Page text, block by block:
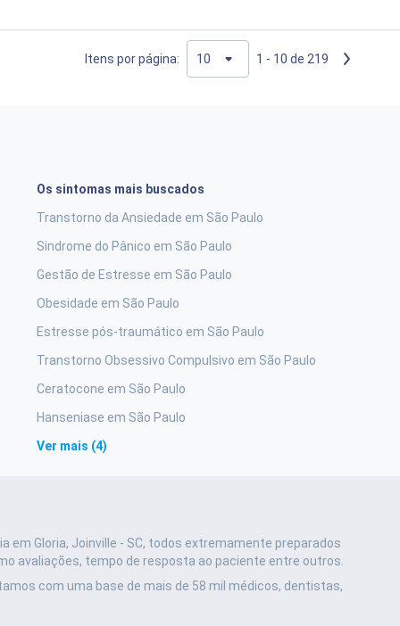
Itens por página: 1 - 10 de 219
Os sintomas mais buscados
Transtorno da Ansiedade em São Paulo
Sindrome do Pânico em São Paulo
Gestão de Estresse em São Paulo
Obesidade em São Paulo
Estresse pós-traumático em São Paulo
Transtorno Obsessivo Compulsivo em São Paulo
Ceratocone em São Paulo
Hanseniase em São Paulo
Ver mais (4)
em Gloria, Joinville - SC, todos extremamente preparados
avaliações, tempo de resposta ao paciente entre outros.
com uma base de mais de 58 mil médicos, dentistas,